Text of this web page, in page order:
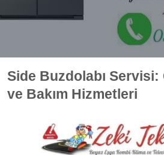
Side Buzdolabı
ve Bakım Hizmetleri